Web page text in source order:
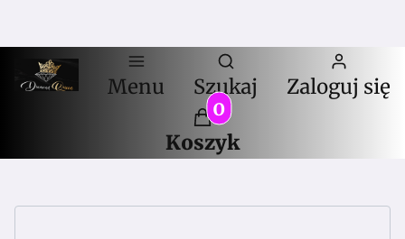
Menu
Otwórz
Szukaj Zaloguj się
Produkty w
Koszyk